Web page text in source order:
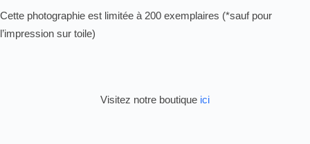
Cette photographie est limitée à 200 exemplaires (*sauf pour
l’impression sur toile)
Visitez notre boutique ici